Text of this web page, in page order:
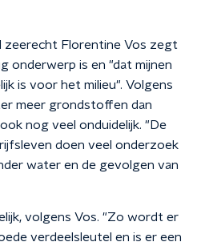
zeerecht Florentine Vos zegt
onderwerp is en "dat mijnen
is voor het milieu". Volgens
meer grondstoffen dan
nog veel onduidelijk. "De
doen veel onderzoek
water en de gevolgen van
volgens Vos. "Zo wordt er
verdeelsleutel en is er een